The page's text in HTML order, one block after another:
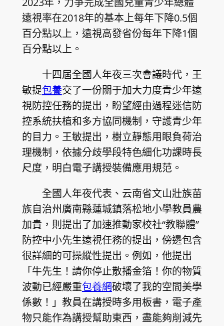
遠視率在2018年的基本上每年下降0.5個
百分點以上，遠視高發省份每年下降1個
百分點以上。
十四屆全國人年夜三次會議時代，王
敏提包養交了一份關于加大力度青少年遠
視防控任務的提出，盼望經由過程迷信防
控系統扶植和多方協同機制，守護青少年
的目力。王敏提出，樹立靜態用眼負荷治
理機制，依據分歧學段特色細化功課時長
尺度，明白電子講授裝備應用規范。
全國人年夜代表、云南省文山壯族苗
族自治州廣南縣蓮城鎮落松地小學教員農
加貴，則提出了加速推動家校社“教聯體”
防控中小先生遠視任務的提出，傍邊包含
很詳細的可操縱性提出。例如，他提出
「牛先生！請你停止散播金箔！你的物質
波動已經嚴重包養網破壞了我的空間美學
係數！」教員在講授時多用板書，電子產
物只能作為講授幫助東西，盡能夠削減先